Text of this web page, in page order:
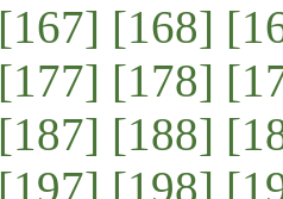
[167] [168]
[177] [178]
[187] [188]
[197] [198]